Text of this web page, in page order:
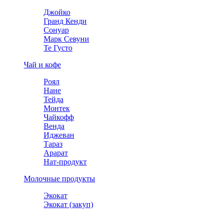
Джойко
Гранд Кенди
Сонуар
Марк Севуни
Те Густо
Чай и кофе
Роял
Нане
Тейда
Монтек
Чайкофф
Венда
Иджеван
Тараз
Арарат
Нат-продукт
Молочные продукты
Экокат
Экокат (закуп)